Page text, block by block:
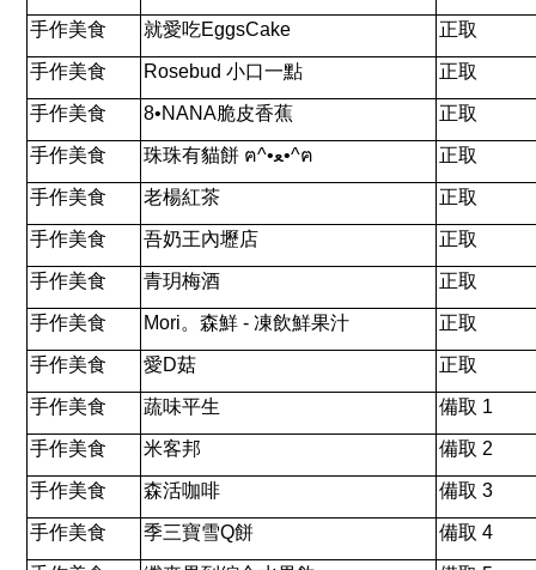
手作美食 就愛吃EggsCake 正取
手作美食 Rosebud 小口一點 正取
手作美食 8•NANA脆皮香蕉 正取
手作美食 珠珠有貓餅 ฅ ^•ﻌ•^ฅ 正取
手作美食 老楊紅茶 正取
手作美食 吾奶王內壢店 正取
手作美食 青玥梅酒 正取
手作美食 Mori。森鮮 - 凍飲鮮果汁 正取
手作美食 愛D菇 正取
手作美食 蔬味平生 備取 1
手作美食 米客邦 備取 2
手作美食 森活咖啡 備取 3
手作美食 季三寶雪Q餅 備取 4